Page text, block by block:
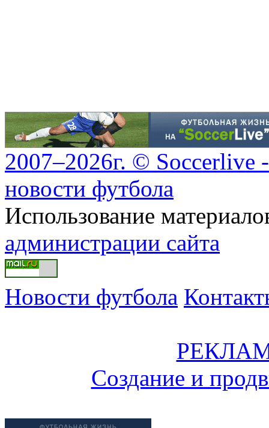
2007–2026г. ©
новости футбола
Использование
администрации сайта
Новости футбола
Создание и